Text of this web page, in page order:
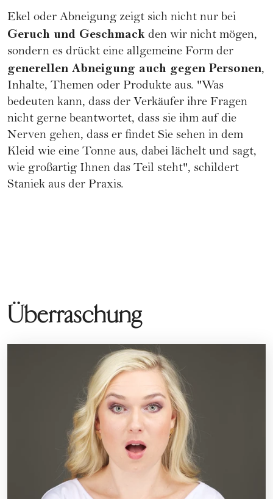
Ekel oder Abneigung zeigt sich nicht nur bei
Geruch und Geschmack den wir nicht mögen,
sondern es drückt eine allgemeine Form der
generellen Abneigung auch gegen Personen,
Inhalte, Themen oder Produkte aus. "Was
bedeuten kann, dass der Verkäufer ihre Fragen
nicht gerne beantwortet, dass sie ihm auf die
Nerven gehen, dass er findet Sie sehen in dem
Kleid wie eine Tonne aus, dabei lächelt und sagt,
wie großartig Ihnen das Teil steht", schildert
Staniek aus der Praxis.
Überraschung